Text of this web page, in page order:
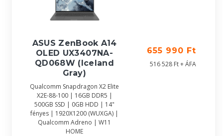
ASUS ZenBook A14
OLED UX3407NA-
QD068W (Iceland
Gray)
Qualcomm Snapdragon X2 Elite
X2E-88-100 | 16GB DDR5 |
500GB SSD | 0GB HDD | 14"
fényes | 1920X1200 (WUXGA) |
Qualcomm Adreno | W11
HOME
655 990 Ft
516 528 Ft + ÁFA